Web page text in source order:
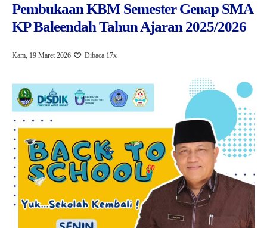
Pembukaan KBM Semester Genap SMA
KP Baleendah Tahun Ajaran 2025/2026
Kam, 19 Maret 2026 Dibaca 17x